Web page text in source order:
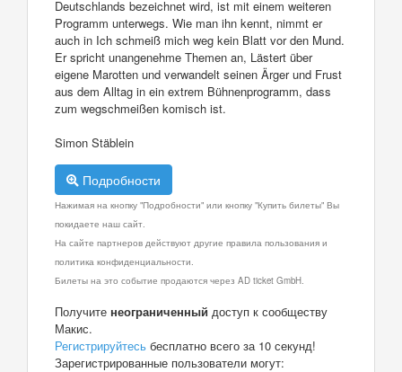
Deutschlands bezeichnet wird, ist mit einem weiteren
Programm unterwegs. Wie man ihn kennt, nimmt er
auch in Ich schmeiß mich weg kein Blatt vor den Mund.
Er spricht unangenehme Themen an, Lästert über
eigene Marotten und verwandelt seinen Ärger und Frust
aus dem Alltag in ein extrem Bühnenprogramm, dass
zum wegschmeißen komisch ist.
Simon Stäblein
Подробности
Нажимая на кнопку "Подробности" или кнопку "Купить билеты" Вы
покидаете наш сайт.
На сайте партнеров действуют другие правила пользования и
политика конфиденциальности.
Билеты на это событие продаются через AD ticket GmbH.
Получите неограниченный доступ к сообществу
Макис.
Регистрируйтесь бесплатно всего за 10 секунд!
Зарегистрированные пользователи могут: